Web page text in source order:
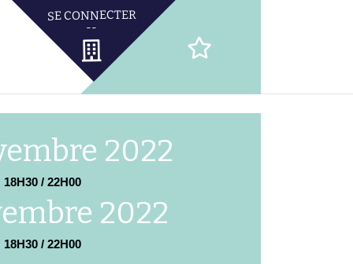
2022
18H30 / 22H00
2022
18H30 / 22H00